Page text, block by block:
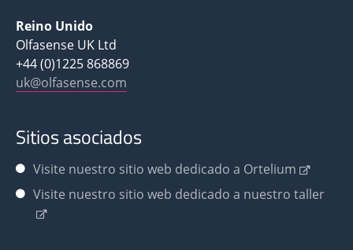
Reino Unido
Olfasense UK Ltd
+44 (0)1225 868869
uk@olfasense.com
Sitios asociados
Visite nuestro sitio web dedicado a Ortelium
Visite nuestro sitio web dedicado a nuestro taller